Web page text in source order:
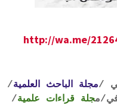
http://wa.me/
/مجلة الباحث العلمية/
/مجلة قراءات علمية/